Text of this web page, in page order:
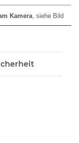
Kamera, siehe Bild